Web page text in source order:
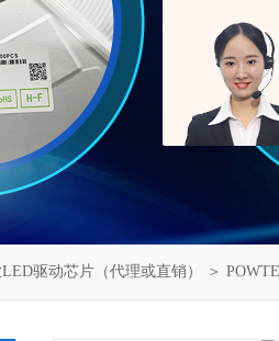
驱动芯片（代理或直销） ＞